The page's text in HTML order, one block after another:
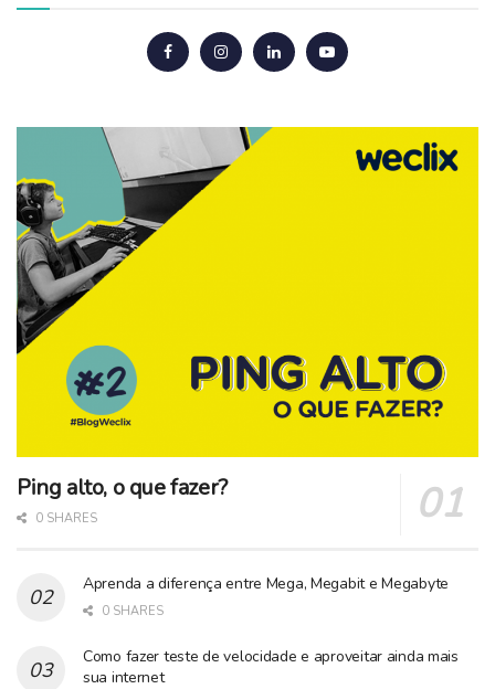
Ping alto, o que fazer?
0 SHARES
Aprenda a diferença entre Mega, Megabit e Megabyte
0 SHARES
Como fazer teste de velocidade e aproveitar ainda mais
sua internet